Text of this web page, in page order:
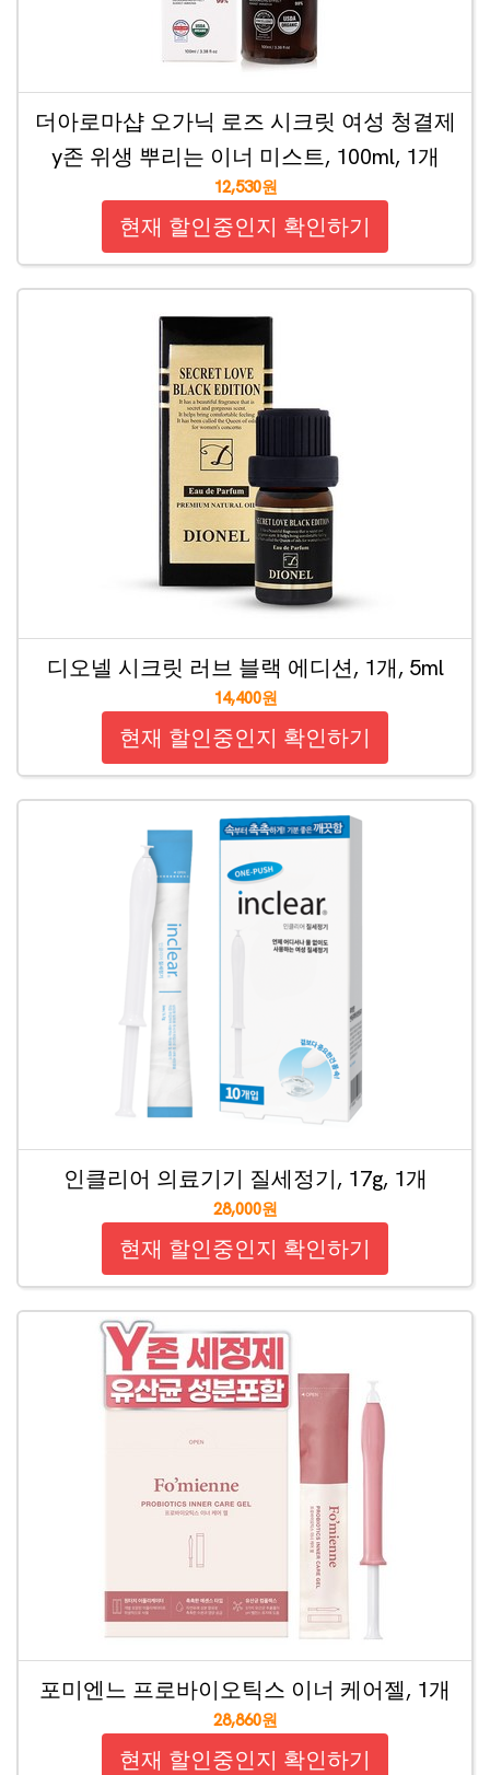
더아로마샵 오가닉 로즈 시크릿 여성 청결제
y존 위생 뿌리는 이너 미스트, 100ml, 1개
12,530원
현재 할인중인지 확인하기
디오넬 시크릿 러브 블랙 에디션, 1개, 5ml
14,400원
현재 할인중인지 확인하기
인클리어 의료기기 질세정기, 17g, 1개
28,000원
현재 할인중인지 확인하기
포미엔느 프로바이오틱스 이너 케어젤, 1개
28,860원
현재 할인중인지 확인하기